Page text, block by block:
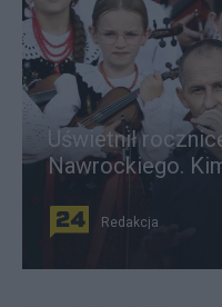
Uświetnił
Nawrockiego.
Redakcja